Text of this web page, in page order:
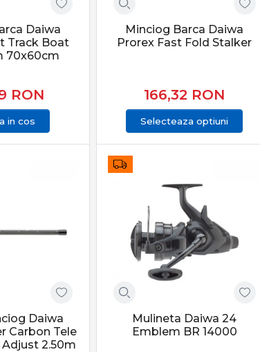
Daiwa
Track Boat
70x60cm
RON
in cos
Minciog Barca Daiwa
Prorex Fast Fold Stalker
166,32 RON
Selecteaza optiuni
Daiwa
Carbon Tele
2.50m
Mulineta Daiwa 24
Emblem BR 14000